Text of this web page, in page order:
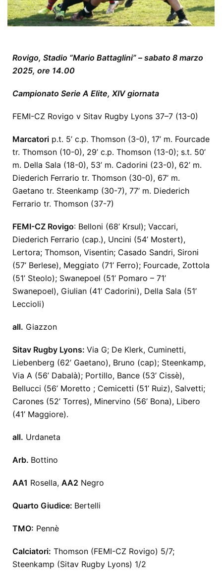
Rovigo, Stadio “Mario Battaglini” – sabato 8 marzo
2025, ore 14.00
Campionato Serie A Elite, XIV giornata
FEMI-CZ Rovigo v Sitav Rugby Lyons 37–7 (13-0)
Marcatori p.t. 5’ c.p. Thomson (3-0), 17’ m. Fourcade
tr. Thomson (10-0), 29’ c.p. Thomson (13-0); s.t. 50’
m. Della Sala (18-0), 53’ m. Cadorini (23-0), 62’ m.
Diederich Ferrario tr. Thomson (30-0), 67’ m.
Gaetano tr. Steenkamp (30-7), 77’ m. Diederich
Ferrario tr. Thomson (37-7)
FEMI-CZ Rovigo: Belloni (68’ Krsul); Vaccari,
Diederich Ferrario (cap.), Uncini (54’ Mostert),
Lertora; Thomson, Visentin; Casado Sandri, Sironi
(57’ Berlese), Meggiato (71’ Ferro); Fourcade, Zottola
(51’ Steolo); Swanepoel (51’ Pomaro – 71’
Swanepoel), Giulian (41’ Cadorini), Della Sala (51’
Leccioli)
all. Giazzon
Sitav Rugby Lyons: Via G; De Klerk, Cuminetti,
Liebenberg (62’ Gaetano), Bruno (cap); Steenkamp,
Via A (56’ Dabalà); Portillo, Bance (53’ Cissè),
Bellucci (56’ Moretto ; Cemicetti (51’ Ruiz), Salvetti;
Carones (52’ Torres), Minervino (56’ Bona), Libero
(41’ Maggiore).
all. Urdaneta
Arb. Bottino
AA1 Rosella, AA2 Negro
Quarto Giudice: Bertelli
TMO: Pennè
Calciatori: Thomson (FEMI-CZ Rovigo) 5/7;
Steenkamp (Sitav Rugby Lyons) 1/2